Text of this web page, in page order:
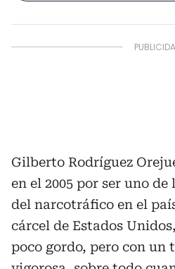
Gilberto Rodríguez
en el 2005 por ser uno de
del narcotráfico en el
cárcel de Estados
poco gordo, pero con un